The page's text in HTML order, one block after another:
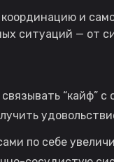
и
ситуаций — от
“кайф”
по себе